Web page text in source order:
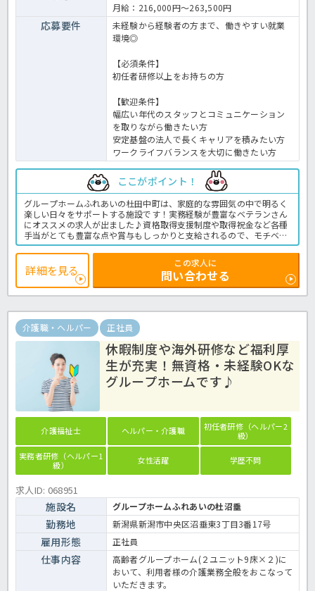
月給：216,000円～263,500円
応募要件
未経験から経験者の方まで、働きやすい就業
環境◎
【必須条件】
初任者研修以上をお持ちの方
【歓迎条件】
幅広い年代のスタッフとコミュニケーション
を取りながら働きたい方
安定基盤の法人で長くキャリアを積みたい方
ワークライフバランスを大切に働きたい方
ここがポイント！
グループホームふれあいの杜田中町は、家庭的な雰囲気の中で明るく
楽しい日々をサポートする施設です！実務経験が豊富なベテランさん
にオススメの求人が出ました♪資格取得支援制度や取得祝金など各種
手当がとても豊富な点や賞与もしっかりと支給されるので、モチベー
ションも高く働ける職場です！また海外研修実績も多数あり、他には
ない魅力がたっぷりな法人です★さらにリフレッシュ休暇制度もある
ことから、プライベートの時間を大切にできますよ！これから介護福
祉士を目指したい方にピッタリの求人ですので、気になる方はほっ介
護までお気軽にお問合せください！グループホームでの業務全般で
す。＜介護職 正職員 グループホームの求人＞
詳細を見る
この求人に
問い合わせる
介護職・ヘルパー 正社員
休暇制度や海外研修など福利厚
生が充実！無資格・未経験OKな
グループホームです♪
介護福祉士 ヘルパー・介護職
初任者研修（ヘルパー2
級）
実務者研修（ヘルパー1
級）
女性活躍 学歴不問
求人ID: 068951
施設名 グループホームふれあいの杜沼垂
勤務地 新潟県新潟市中央区沼垂東3丁目3番17号
雇用形態 正社員
仕事内容
高齢者グループホーム(２ユニット9床×２)に
おいて、利用者様の介護業務全般をおこなって
いただきます。